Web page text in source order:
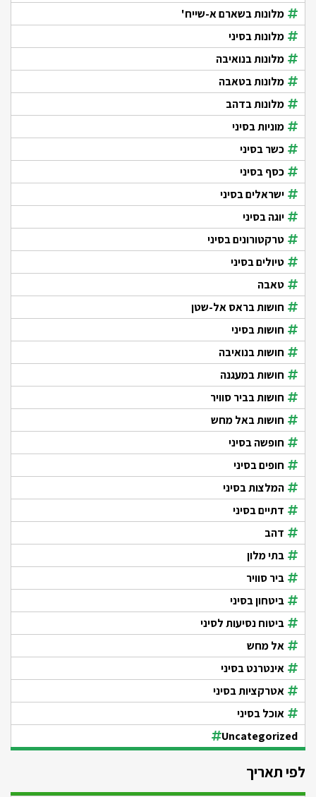
מלונות בשארם א-שייח'
מלונות בסיני
מלונות בנואיבה
מלונות בטאבה
מלונות בדהב
מוניות בסיני
כשר בסיני
כסף בסיני
ישראלים בסיני
יוגה בסיני
טרקטורונים בסיני
טיולים בסיני
טאבה
חושות בראס אל-שטן
חושות בסיני
חושות בנואיבה
חושות במעגנה
חושות בביר סוויר
חושות באל מחש
חופשה בסיני
חופים בסיני
המלצות בסיני
דתיים בסיני
דהב
בתי מלון
ביר סוויר
ביטחון בסיני
ביטוח נסיעות לסיני
אל מחש
אינטרנט בסיני
אטרקציות בסיני
אוכל בסיני
Uncategorized
לפי תאריך